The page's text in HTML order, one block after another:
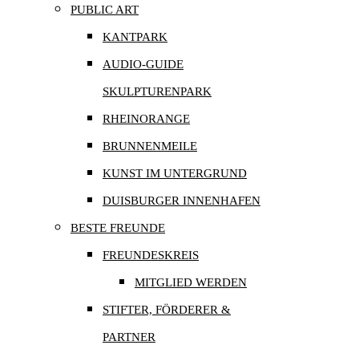
PUBLIC ART
KANTPARK
AUDIO-GUIDE
SKULPTURENPARK
RHEINORANGE
BRUNNENMEILE
KUNST IM UNTERGRUND
DUISBURGER INNENHAFEN
BESTE FREUNDE
FREUNDESKREIS
MITGLIED WERDEN
STIFTER, FÖRDERER &
PARTNER